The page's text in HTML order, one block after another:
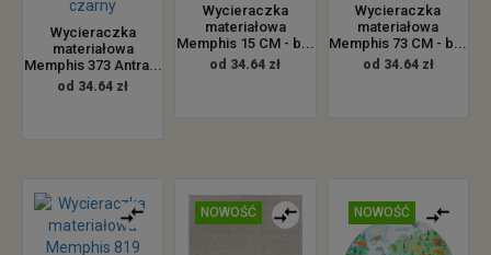
Wycieraczka
materiałowa
Memphis 373 Antra...
od 34.64 zł
Wycieraczka
materiałowa
Memphis 15 CM - b...
od 34.64 zł
Wycieraczka
materiałowa
Memphis 73 CM - b...
od 34.64 zł
NOWOŚĆ NOWOŚĆ